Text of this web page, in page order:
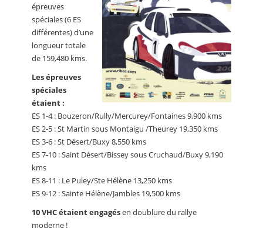
épreuves
spéciales (6 ES
différentes) d’une
longueur totale
de 159,480 kms.
Les épreuves
spéciales
étaient :
ES 1-4 : Bouzeron/Rully/Mercurey/Fontaines 9,900 kms
ES 2-5 : St Martin sous Montaigu /Theurey 19,350 kms
ES 3-6 : St Désert/Buxy 8,550 kms
ES 7-10 : Saint Désert/Bissey sous Cruchaud/Buxy 9,190
kms
ES 8-11 : Le Puley/Ste Hélène 13,250 kms
ES 9-12 : Sainte Hélène/Jambles 19,500 kms
10 VHC étaient engagésen doublure du rallye
moderne !